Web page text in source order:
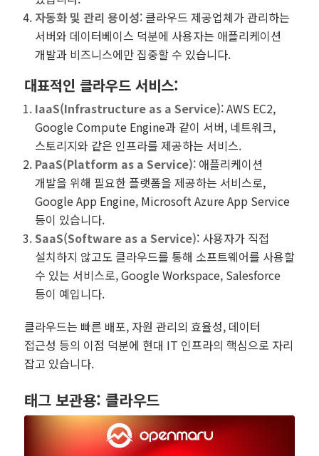
자동화 및 관리 용이성: 클라우드 제공업체가 관리하는
서버와 데이터베이스 덕분에 사용자는 애플리케이션
개발과 비즈니스에만 집중할 수 있습니다.
대표적인 클라우드 서비스:
IaaS(Infrastructure as a Service): AWS EC2,
Google Compute Engine과 같이 서버, 네트워크,
스토리지와 같은 인프라를 제공하는 서비스.
PaaS(Platform as a Service): 애플리케이션
개발을 위해 필요한 플랫폼을 제공하는 서비스로,
Google App Engine, Microsoft Azure App Service
등이 있습니다.
SaaS(Software as a Service): 사용자가 직접
설치하지 않고도 클라우드를 통해 소프트웨어를 사용할
수 있는 서비스로, Google Workspace, Salesforce
등이 예입니다.
클라우드는 빠른 배포, 자원 관리의 효율성, 데이터
접근성 등의 이점 덕분에 현대 IT 인프라의 핵심으로 자리
잡고 있습니다.
태그 보관용: 클라우드